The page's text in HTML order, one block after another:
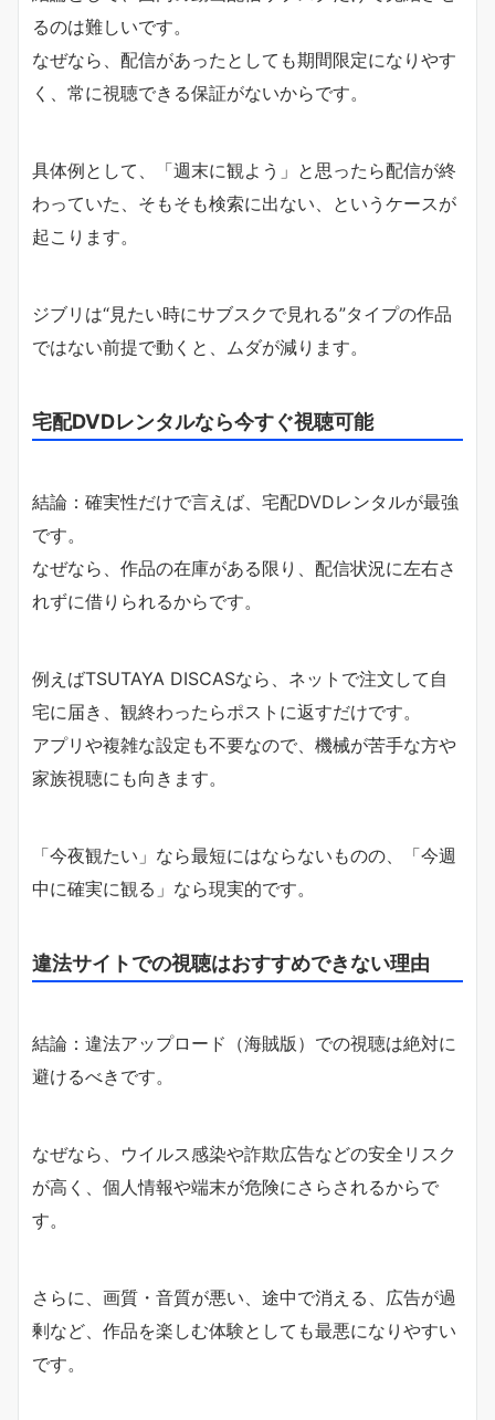
るのは難しいです。
なぜなら、配信があったとしても期間限定になりやす
く、常に視聴できる保証がないからです。
具体例として、「週末に観よう」と思ったら配信が終
わっていた、そもそも検索に出ない、というケースが
起こります。
ジブリは“見たい時にサブスクで見れる”タイプの作品
ではない前提で動くと、ムダが減ります。
宅配DVDレンタルなら今すぐ視聴可能
結論：確実性だけで言えば、宅配DVDレンタルが最強
です。
なぜなら、作品の在庫がある限り、配信状況に左右さ
れずに借りられるからです。
例えばTSUTAYA DISCASなら、ネットで注文して自
宅に届き、観終わったらポストに返すだけです。
アプリや複雑な設定も不要なので、機械が苦手な方や
家族視聴にも向きます。
「今夜観たい」なら最短にはならないものの、「今週
中に確実に観る」なら現実的です。
違法サイトでの視聴はおすすめできない理由
結論：違法アップロード（海賊版）での視聴は絶対に
避けるべきです。
なぜなら、ウイルス感染や詐欺広告などの安全リスク
が高く、個人情報や端末が危険にさらされるからで
す。
さらに、画質・音質が悪い、途中で消える、広告が過
剰など、作品を楽しむ体験としても最悪になりやすい
です。